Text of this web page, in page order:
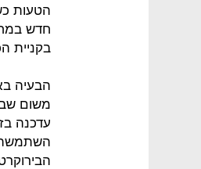
הטעות
חדש
בקניית
הבעיה
משום
עדכנה
השתמשה